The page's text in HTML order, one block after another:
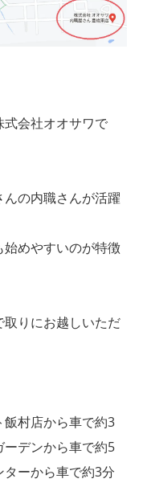
会社オオサワで
の内職さんが活躍
めやすいのが特徴
りにお越しいただ
村店から車で約3
デンから車で約5
ーから車で約3分